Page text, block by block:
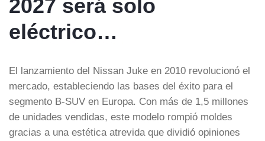
2027 será solo
eléctrico…
El lanzamiento del Nissan Juke en 2010 revolucionó el
mercado, estableciendo las bases del éxito para el
segmento B-SUV en Europa. Con más de 1,5 millones
de unidades vendidas, este modelo rompió moldes
gracias a una estética atrevida que dividió opiniones